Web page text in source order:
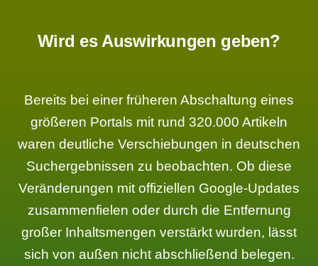
Wird es Auswirkungen geben?
Bereits bei einer früheren Abschaltung eines
größeren Portals mit rund 320.000 Artikeln
waren deutliche Verschiebungen in deutschen
Suchergebnissen zu beobachten. Ob diese
Veränderungen mit offiziellen Google-Updates
zusammenfielen oder durch die Entfernung
großer Inhaltsmengen verstärkt wurden, lässt
sich von außen nicht abschließend belegen.